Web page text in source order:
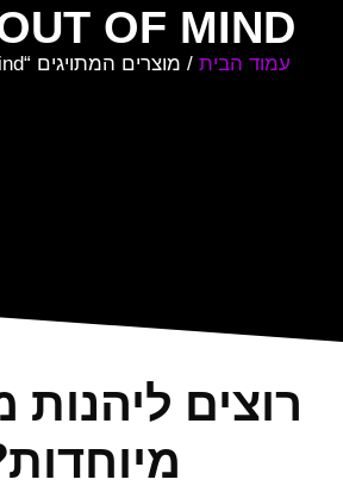
OF MIND
עמוד הבית / מוצרים המתויגים “out of mind”
רוצים